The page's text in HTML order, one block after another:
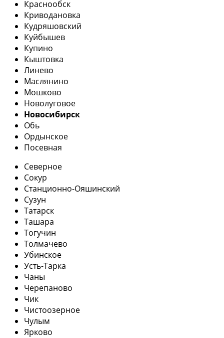
Краснообск
Криводановка
Кудряшовский
Куйбышев
Купино
Кыштовка
Линево
Маслянино
Мошково
Новолуговое
Новосибирск
Обь
Ордынское
Посевная
Северное
Сокур
Станционно-Ояшинский
Сузун
Татарск
Ташара
Тогучин
Толмачево
Убинское
Усть-Тарка
Чаны
Черепаново
Чик
Чистоозерное
Чулым
Ярково